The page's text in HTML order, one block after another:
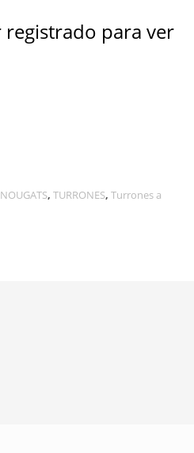
registrado para ver
NOUGATS, TURRONES, Turrones a